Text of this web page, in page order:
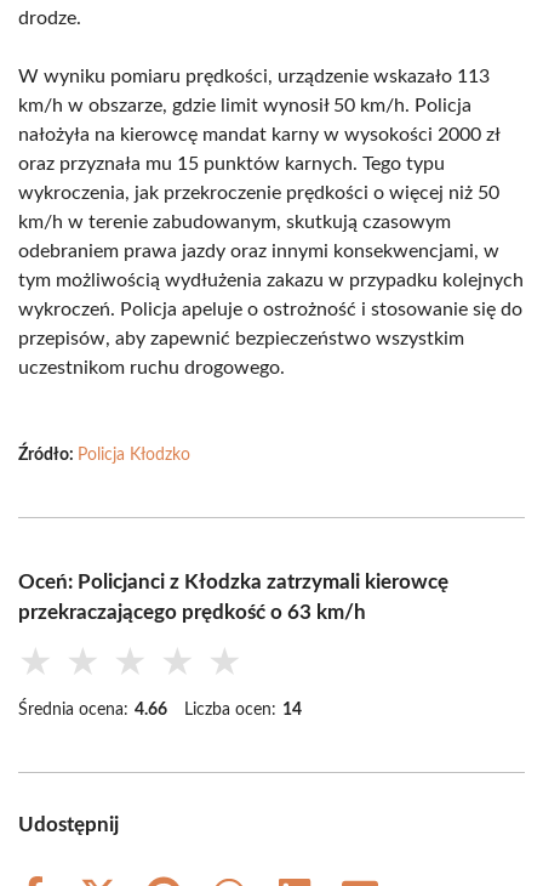
drodze.
W wyniku pomiaru prędkości, urządzenie wskazało 113
km/h w obszarze, gdzie limit wynosił 50 km/h. Policja
nałożyła na kierowcę mandat karny w wysokości 2000 zł
oraz przyznała mu 15 punktów karnych. Tego typu
wykroczenia, jak przekroczenie prędkości o więcej niż 50
km/h w terenie zabudowanym, skutkują czasowym
odebraniem prawa jazdy oraz innymi konsekwencjami, w
tym możliwością wydłużenia zakazu w przypadku kolejnych
wykroczeń. Policja apeluje o ostrożność i stosowanie się do
przepisów, aby zapewnić bezpieczeństwo wszystkim
uczestnikom ruchu drogowego.
Źródło: Policja Kłodzko
Oceń: Policjanci z Kłodzka zatrzymali kierowcę
przekraczającego prędkość o 63 km/h
★ ★ ★ ★ ★
Średnia ocena: 4.66 Liczba ocen: 14
Udostępnij